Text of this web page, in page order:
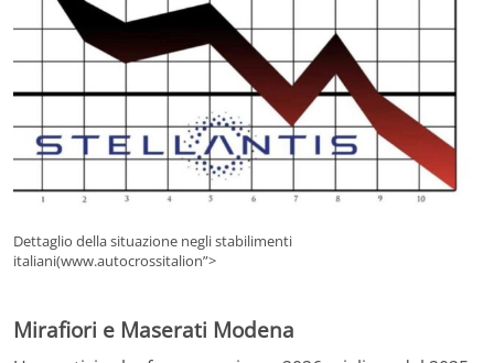
Dettaglio della situazione negli stabilimenti
italiani(www.autocrossitalion”>
Mirafiori e Maserati Modena